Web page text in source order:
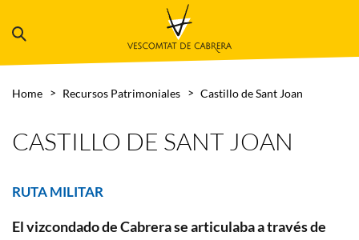
Home Recursos Patrimoniales Castillo de Sant Joan
CASTILLO DE SANT JOAN
RUTA MILITAR
El vizcondado de Cabrera se articulaba a través de